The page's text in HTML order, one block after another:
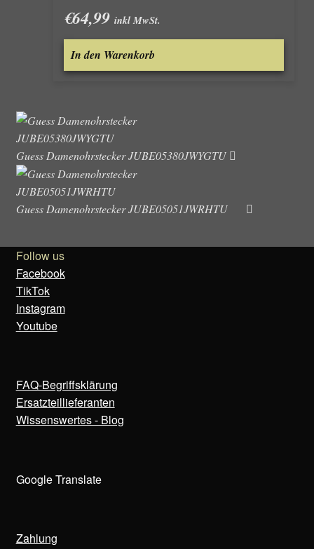
€64,99 inkl MwSt.
In den Warenkorb
Guess Damenohrstecker JUBE05380JWYGTU
Guess Damenohrstecker JUBE05051JWRHTU
Follow us
Facebook
TikTok
Instagram
Youtube
FAQ-Begriffsklärung
Ersatzteillieferanten
Wissenswertes - Blog
Google Translate
Zahlung